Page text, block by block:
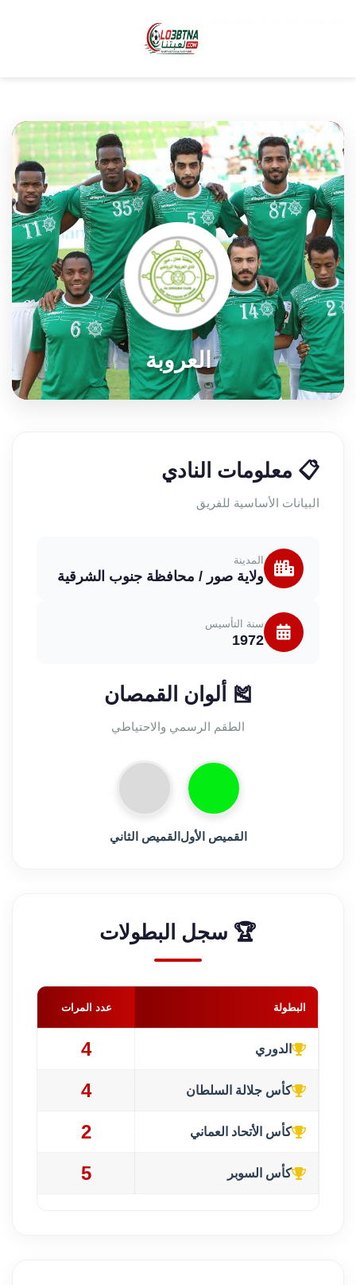
العروبة
📋 معلومات النادي
البيانات الأساسية للفريق
المدينة
ولاية صور / محافظة جنوب الشرقية
سنة التأسيس
1972
🎽 ألوان القمصان
الطقم الرسمي والاحتياطي
القميص الأول القميص الثاني
🏆 سجل البطولات
البطولة عدد المرات
الدوري 4
كأس جلالة السلطان 4
كأس الأتحاد العماني 2
كأس السوبر 5